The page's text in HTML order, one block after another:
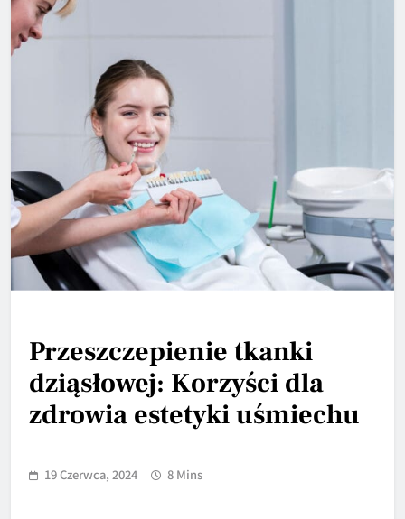
Przeszczepienie tkanki
dziąsłowej: Korzyści dla
zdrowia estetyki uśmiechu
19 Czerwca, 2024 8 Mins